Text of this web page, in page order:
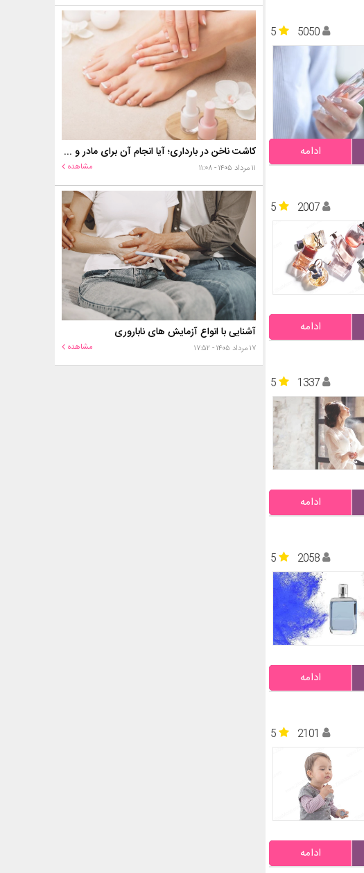
5
5050
ادامه
5
2007
ادامه
5
1337
ادامه
5
2058
ادامه
5
2101
ادامه
کاشت ناخن در بارداری؛ آیا انجام آن برای مادر و جنین خطر دارد؟
۱۱ مرداد ۱۴۰۵ - ۱۱:۰۸ مشاهده
آشنایی با انواع آزمایش های ناباروری
۱۷ مرداد ۱۴۰۵ - ۱۷:۵۲ مشاهده